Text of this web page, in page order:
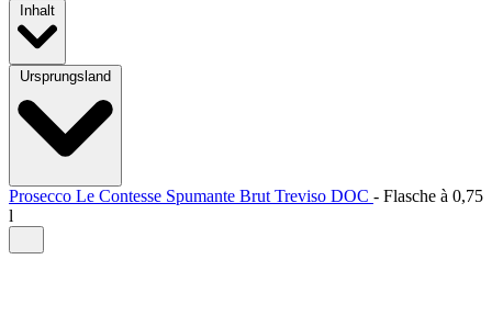
Inhalt
Ursprungsland
Prosecco Le Contesse Spumante Brut Treviso DOC - Flasche à 0,75
l